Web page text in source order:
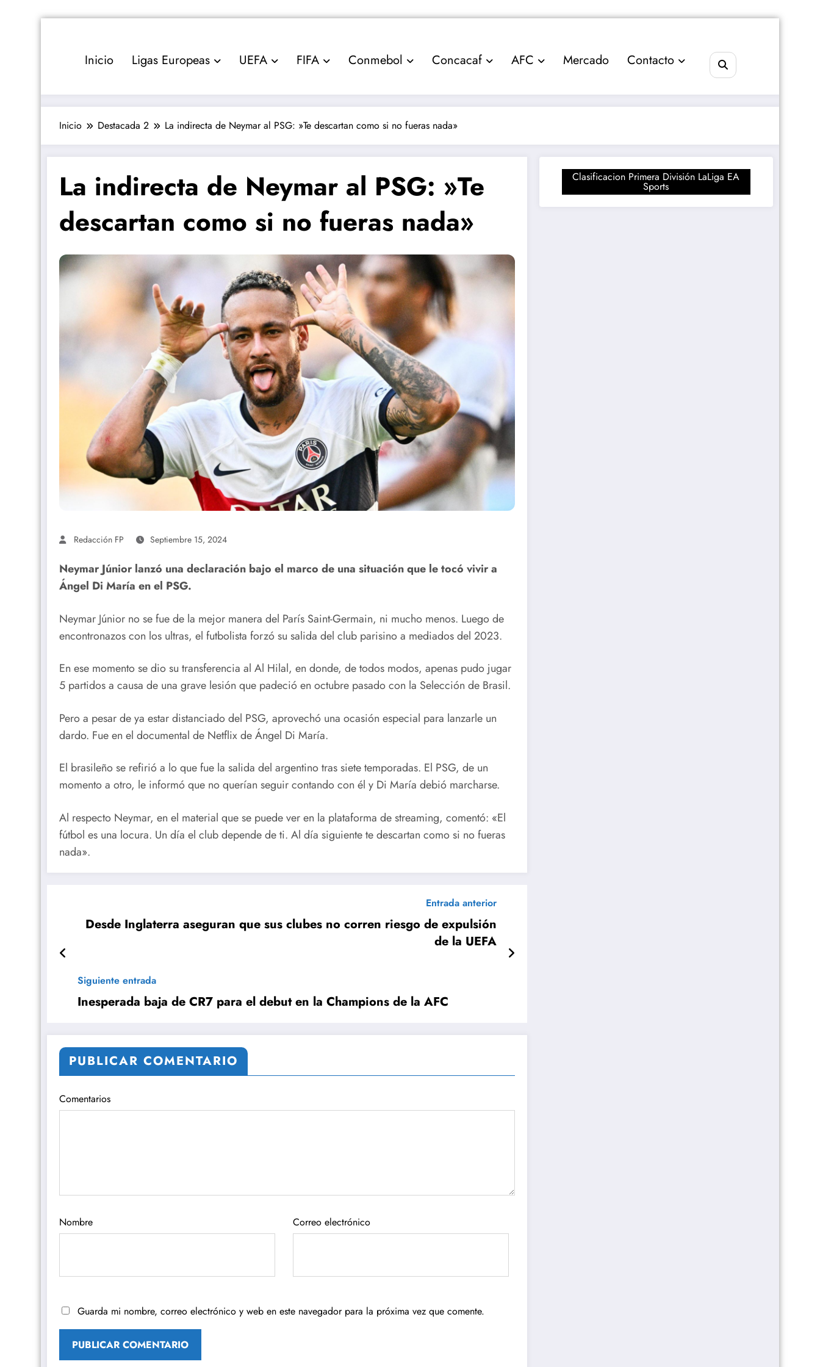
Inicio Ligas Europeas UEFA FIFA Conmebol Concacaf AFC Mercado Contacto
Inicio Destacada 2 La indirecta de Neymar al PSG: »Te descartan como si no fueras nada»
La indirecta de Neymar al PSG: »Te
descartan como si no fueras nada»
Redacción FP Septiembre 15, 2024
Neymar Júnior lanzó una declaración bajo el marco de una situación que le tocó vivir a
Ángel Di María en el PSG.
Neymar Júnior no se fue de la mejor manera del París Saint-Germain, ni mucho menos. Luego de
encontronazos con los ultras, el futbolista forzó su salida del club parisino a mediados del 2023.
En ese momento se dio su transferencia al Al Hilal, en donde, de todos modos, apenas pudo jugar
5 partidos a causa de una grave lesión que padeció en octubre pasado con la Selección de Brasil.
Pero a pesar de ya estar distanciado del PSG, aprovechó una ocasión especial para lanzarle un
dardo. Fue en el documental de Netflix de Ángel Di María.
El brasileño se refirió a lo que fue la salida del argentino tras siete temporadas. El PSG, de un
momento a otro, le informó que no querían seguir contando con él y Di María debió marcharse.
Al respecto Neymar, en el material que se puede ver en la plataforma de streaming, comentó: «El
fútbol es una locura. Un día el club depende de ti. Al día siguiente te descartan como si no fueras
nada».
Entrada anterior
Desde Inglaterra aseguran que sus clubes no corren riesgo de expulsión
de la UEFA
Siguiente entrada
Inesperada baja de CR7 para el debut en la Champions de la AFC
PUBLICAR COMENTARIO
Comentarios
Nombre Correo electrónico
Guarda mi nombre, correo electrónico y web en este navegador para la próxima vez que comente.
Clasificacion Primera División LaLiga EA
Sports